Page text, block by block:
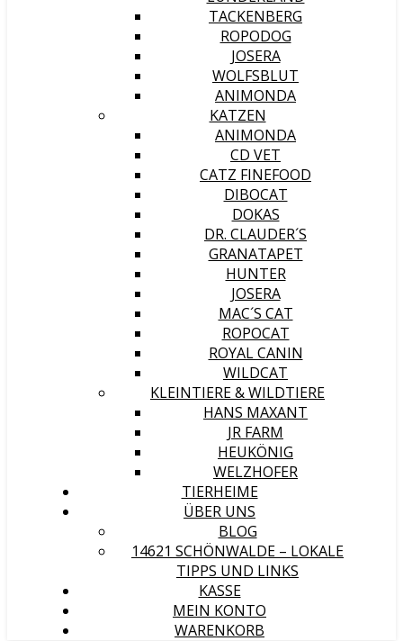
TACKENBERG
ROPODOG
JOSERA
WOLFSBLUT
ANIMONDA
KATZEN
ANIMONDA
CD VET
CATZ FINEFOOD
DIBOCAT
DOKAS
DR. CLAUDER´S
GRANATAPET
HUNTER
JOSERA
MAC´S CAT
ROPOCAT
ROYAL CANIN
WILDCAT
KLEINTIERE & WILDTIERE
HANS MAXANT
JR FARM
HEUKÖNIG
WELZHOFER
TIERHEIME
ÜBER UNS
BLOG
14621 SCHÖNWALDE – LOKALE
TIPPS UND LINKS
KASSE
MEIN KONTO
WARENKORB